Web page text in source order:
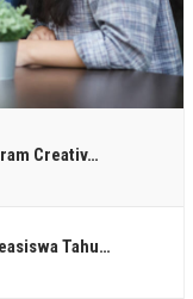
Creativ…
Tahu…